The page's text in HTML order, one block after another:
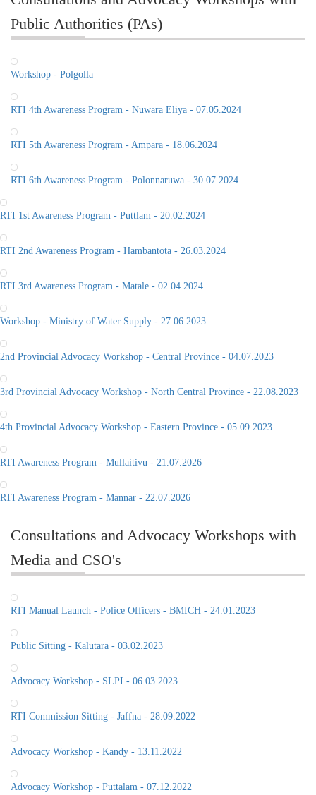
Public Authorities (PAs)
Workshop - Polgolla
RTI 4th Awareness Program - Nuwara Eliya - 07.05.2024
RTI 5th Awareness Program - Ampara - 18.06.2024
RTI 6th Awareness Program - Polonnaruwa - 30.07.2024
RTI 1st Awareness Program - Puttlam - 20.02.2024
RTI 2nd Awareness Program - Hambantota - 26.03.2024
RTI 3rd Awareness Program - Matale - 02.04.2024
Workshop - Ministry of Water Supply - 27.06.2023
2nd Provincial Advocacy Workshop - Central Province - 04.07.2023
3rd Provincial Advocacy Workshop - North Central Province - 22.08.2023
4th Provincial Advocacy Workshop - Eastern Province - 05.09.2023
RTI Awareness Program - Mullaitivu - 21.07.2026
RTI Awareness Program - Mannar - 22.07.2026
Consultations and Advocacy Workshops with
Media and CSO's
RTI Manual Launch - Police Officers - BMICH - 24.01.2023
Public Sitting - Kalutara - 03.02.2023
Advocacy Workshop - SLPI - 06.03.2023
RTI Commission Sitting - Jaffna - 28.09.2022
Advocacy Workshop - Kandy - 13.11.2022
Advocacy Workshop - Puttalam - 07.12.2022